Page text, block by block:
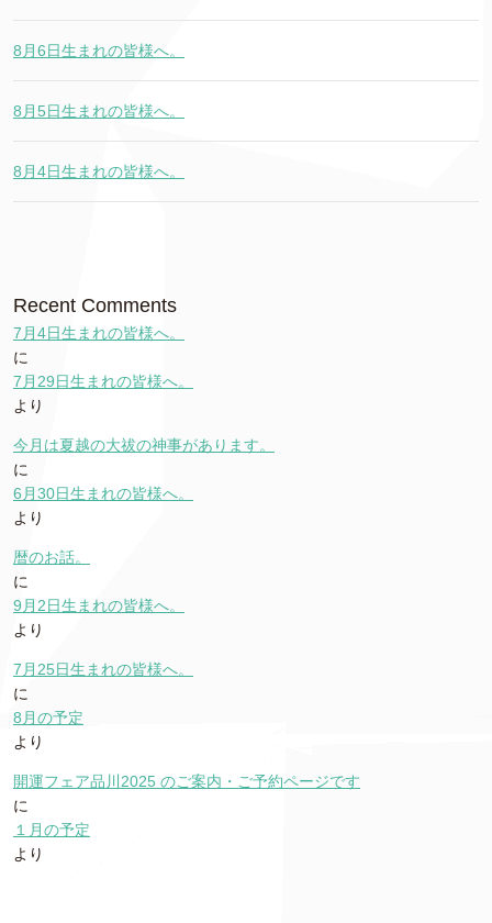
8月6日生まれの皆様へ。
8月5日生まれの皆様へ。
8月4日生まれの皆様へ。
Recent Comments
7月4日生まれの皆様へ。
に
7月29日生まれの皆様へ。
より
今月は夏越の大祓の神事があります。
に
6月30日生まれの皆様へ。
より
暦のお話。
に
9月2日生まれの皆様へ。
より
7月25日生まれの皆様へ。
に
8月の予定
より
開運フェア品川2025 のご案内・ご予約ページです
に
１月の予定
より